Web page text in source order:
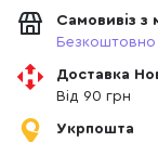
Самовивіз з
Безкоштовно
Доставка
Від 90 грн
Укрпошта